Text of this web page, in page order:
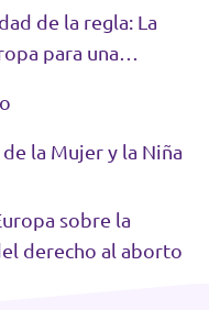
de la regla: La
para una
la Mujer y la Niña
sobre la
derecho al aborto